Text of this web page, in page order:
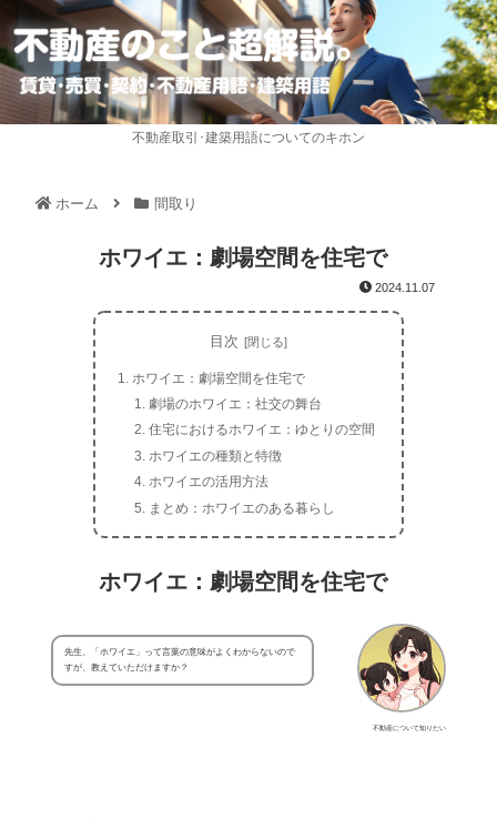
不動産取引･建築用語についてのキホン
ホーム 間取り
ホワイエ：劇場空間を住宅で
2024.11.07
目次
ホワイエ：劇場空間を住宅で
劇場のホワイエ：社交の舞台
住宅におけるホワイエ：ゆとりの空間
ホワイエの種類と特徴
ホワイエの活用方法
まとめ：ホワイエのある暮らし
ホワイエ：劇場空間を住宅で
不動産について知りたい
先生、「ホワイエ」って言葉の意味がよくわからないので
すが、教えていただけますか？